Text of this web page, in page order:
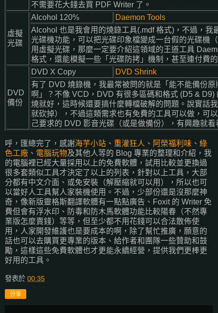
不需要花大錢去買 PDF Writer 了。
虛擬
光碟
Alcohol 120%
Daemon Tools
Alcohol 也是我會用的燒錄工具(.mdf 格式)，不過，我
光碟機功能，可以把光碟印象檔變成一台假的光碟機
用虛擬光碟，那麼一定要介紹這領域的王道工具
格式，還能模擬一些「光碟防拷」機制，甚至連付費
DVD
備份
DVD X Copy
DVD Shrink
有了 DVD 燒錄機，我最常被問的就是「能不能備份
啊」？不像 VCD，DVD 有很多區碼和格式 (D5 &
燒就好，這時候還要搞什麼轉檔破解的問題。說實話
就砍掉），不過這類需求也有免費的工具可以做，可
己要求的 DVD 影音光碟（或是做備份），有興趣就
呼，匯總完了，感謝海芋小站 、 重灌狂人 、 阿榮福利味 、 綠
色工廠 、 電腦玩物及其他人等的 Blog 專業的整理和介紹，我
的電腦裡已經大量採用以上的免費軟體，試用比較並更換過
很多套類似工具才決定了以上的列表，針對以上工具，大部
分都有中文介面、或免安裝（解壓縮就可以用），所以也可
以當好人工具幫人家裝機使用。不過，少部份還是沒那麼神
奇，像新版靈格斯翻譯軟體有一點點廣告、Foxit 的 Writer 免
費但會有浮水印、防毒和防木馬軟體功能比較陽春（不然專
業版怎麼賣錢）等等，但至少都不用花錢可以合法散佈使
用，人家開發維護也是要成本的啊，除了幫忙推廣，願意的
話也可以去購買更專業的版本、給作者和團隊一些贊助和鼓
勵，這樣這些免費軟體也才更能永續經營，提供我們更棒更
好用的工具。
發表於 00:35
分享